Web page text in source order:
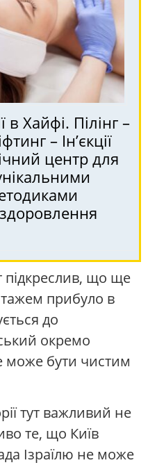
в Хайфі. Пілінг –
– Ін’єкції
центр для
підкреслив, що ще
прибуло в
до
окремо
може бути чистим
тут важливий не
те, що Київ
Ізраїлю не може